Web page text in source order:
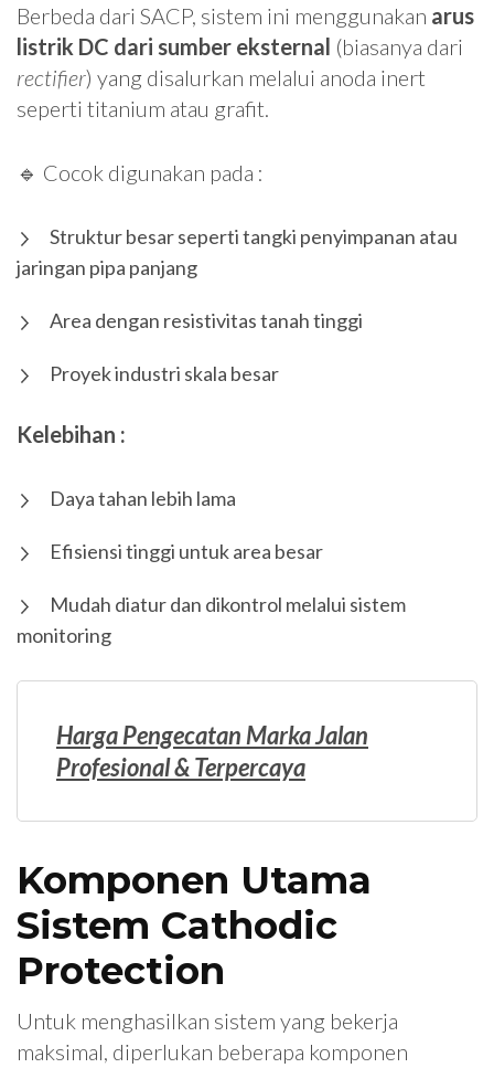
Berbeda dari SACP, sistem ini menggunakan arus
listrik DC dari sumber eksternal (biasanya dari
rectifier) yang disalurkan melalui anoda inert
seperti titanium atau grafit.
🔹 Cocok digunakan pada :
Struktur besar seperti tangki penyimpanan atau
jaringan pipa panjang
Area dengan resistivitas tanah tinggi
Proyek industri skala besar
Kelebihan :
Daya tahan lebih lama
Efisiensi tinggi untuk area besar
Mudah diatur dan dikontrol melalui sistem
monitoring
Harga Pengecatan Marka Jalan
Profesional & Terpercaya
Komponen Utama
Sistem Cathodic
Protection
Untuk menghasilkan sistem yang bekerja
maksimal, diperlukan beberapa komponen